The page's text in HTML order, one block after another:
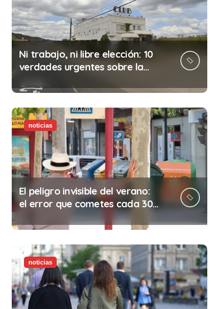
Ni trabajo, ni libre elección: 10
verdades urgentes sobre la
noticias
El peligro invisible del verano:
el error que cometes cada 30
minutos en tu trabajo (y la
ilegalidad que te puede costar
la vida)
noticias